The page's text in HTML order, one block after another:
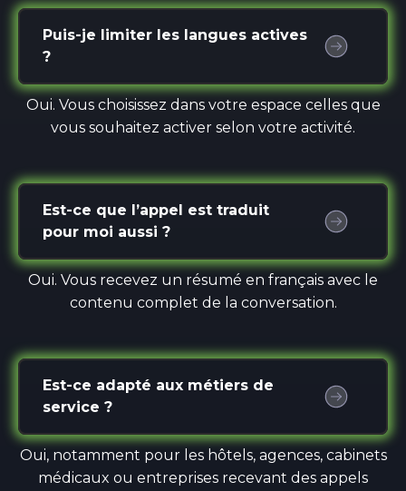
Puis-je limiter les langues actives
?
Oui. Vous choisissez dans votre espace celles que
vous souhaitez activer selon votre activité.
Est-ce que l’appel est traduit
pour moi aussi ?
Oui. Vous recevez un résumé en français avec le
contenu complet de la conversation.
Est-ce adapté aux métiers de
service ?
Oui, notamment pour les hôtels, agences, cabinets
médicaux ou entreprises recevant des appels